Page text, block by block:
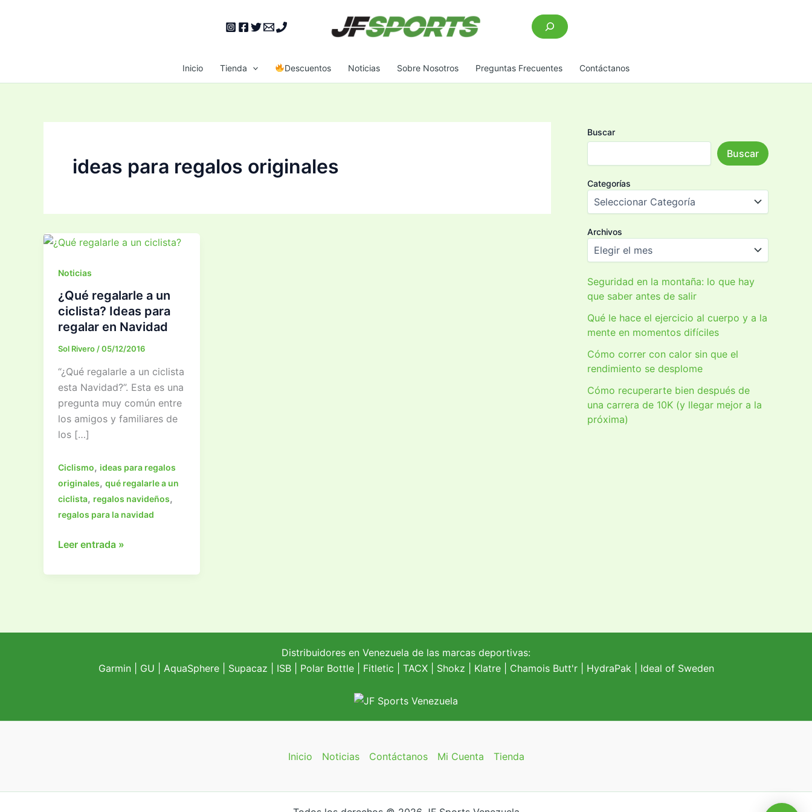
Buscar
Inicio Tienda Descuentos Noticias Sobre Nosotros Preguntas Frecuentes Contáctanos
ideas para regalos originales
Noticias
¿Qué regalarle a un
ciclista? Ideas para
regalar en Navidad
Sol Rivero/05/12/2016
“¿Qué regalarle a un ciclista
esta Navidad?”. Esta es una
pregunta muy común entre
los amigos y familiares de
los […]
Ciclismo, ideas para regalos
originales, qué regalarle a un
ciclista, regalos navideños,
regalos para la navidad
¿Qué
a
Leer entrada »
Buscar
Buscar
Categorías
Archivos
Seguridad en la montaña: lo que hay
que saber antes de salir
Qué le hace el ejercicio al cuerpo y a la
mente en momentos difíciles
Cómo correr con calor sin que el
rendimiento se desplome
Cómo recuperarte bien después de
una carrera de 10K (y llegar mejor a la
próxima)
Distribuidores en Venezuela de las marcas deportivas:
Garmin| GU AquaSphere| Supacaz | ISB | Polar Bottle| Fitletic TACX| Shokz Klatre| Chamois Butt'r| HydraPak| Ideal of Sweden
Inicio Noticias Contáctanos Mi Cuenta Tienda